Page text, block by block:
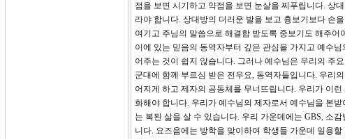
점을 보면 시기하고 약점을 보면 눈살을 찌푸립니다. 상
라야 합니다. 상대방의 더러운 발을 보고 흉보기보다 손
여기고 주님의 말씀으로 해결함 받도록 중보기도 해주
이에 있는 믿음의 동역자부터 깊은 관심을 가지고 예수
어주는 것이 쉽지 않습니다. 그러나 예수님은 우리의 주
군대에 함께 부르심 받은 전우요, 동역자들입니다. 우리
어지게 하고 제자의 공동체를 무너뜨립니다. 우리가 이
화해야 합니다. 우리가 예수님의 제자로서 예수님을 본
는 복된 삶을 살 수 있습니다. 우리 가운데에는 GBS, 소
니다. 요즈음에는 방학을 맞이하여 학생들 가운데 일용